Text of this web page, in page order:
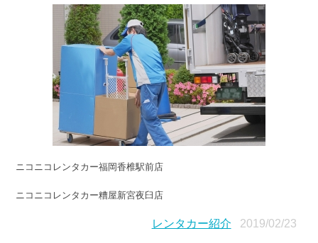
ニコニコレンタカー福岡香椎駅前店
ニコニコレンタカー糟屋新宮夜臼店
レンタカー紹介 2019/02/23